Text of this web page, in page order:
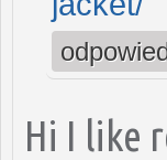
Hi I like